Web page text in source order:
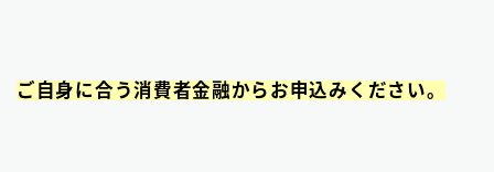
ご自身に合う消費者金融からお申込みください。